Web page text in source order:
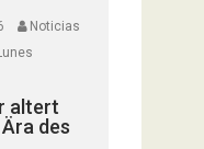
Noticias
altert
des